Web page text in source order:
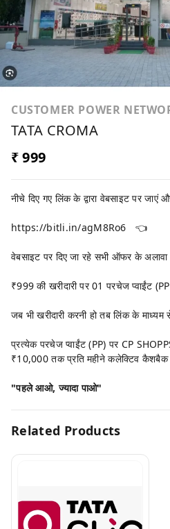
CUSTOMER POWER
TATA CROMA
₹ 999
नीचे दिए गए लिंक के द्वारा वेबसाइट पर जाएं
https://bitli.in/agM8Ro6 👈
वेबसाइट पर दिए जा रहे सभी ऑफर के
₹999 की खरीदारी पर 01 परचेज प्वाईंट
जब भी खरीदारी करनी हो तब लिंक के
प्रत्येक परचेज प्वाईंट (PP) पर CP
₹10,000 तक प्रति महीने कलेक्टिव कैशबैक
"पहले आओ, ज्यादा पाओ"
Related Products